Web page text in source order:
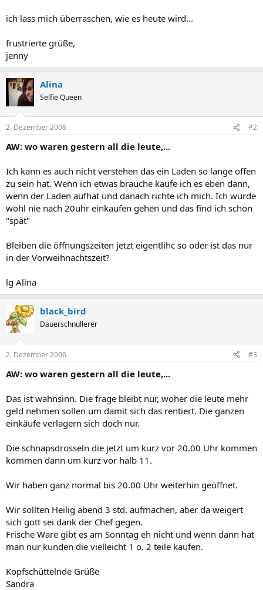
ich lass mich überraschen, wie es heute wird...
frustrierte grüße,
jenny
Alina
Selfie Queen
2. Dezember 2006 #2
AW: wo waren gestern all die leute,...
Ich kann es auch nicht verstehen das ein Laden so lange offen
zu sein hat. Wenn ich etwas brauche kaufe ich es eben dann,
wenn der Laden aufhat und danach richte ich mich. Ich würde
wohl nie nach 20uhr einkaufen gehen und das find ich schon
"spät"
Bleiben die öffnungszeiten jetzt eigentlihc so oder ist das nur
in der Vorweihnachtszeit?
lg Alina
black_bird
Dauerschnullerer
2. Dezember 2006 #3
AW: wo waren gestern all die leute,...
Das ist wahnsinn. Die frage bleibt nur, woher die leute mehr
geld nehmen sollen um damit sich das rentiert. Die ganzen
einkäufe verlagern sich doch nur.
Die schnapsdrosseln die jetzt um kurz vor 20.00 Uhr kommen
kommen dann um kurz vor halb 11.
Wir haben ganz normal bis 20.00 Uhr weiterhin geöffnet.
Wir sollten Heilig abend 3 std. aufmachen, aber da weigert
sich gott sei dank der Chef gegen.
Frische Ware gibt es am Sonntag eh nicht und wenn dann hat
man nur kunden die vielleicht 1 o. 2 teile kaufen.
Kopfschüttelnde Grüße
Sandra